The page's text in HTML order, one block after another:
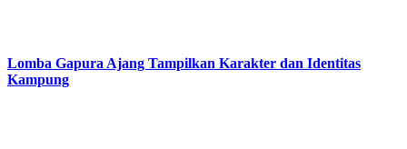
Lomba Gapura Ajang Tampilkan Karakter dan Identitas
Kampung